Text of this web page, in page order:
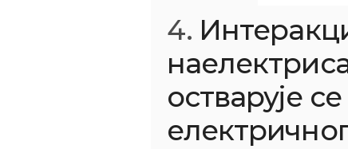
4.
остварује